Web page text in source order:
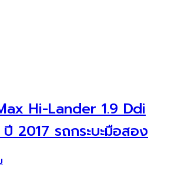
Hi-Lander 1.9 Ddi
2017 รถกระบะมือสอง